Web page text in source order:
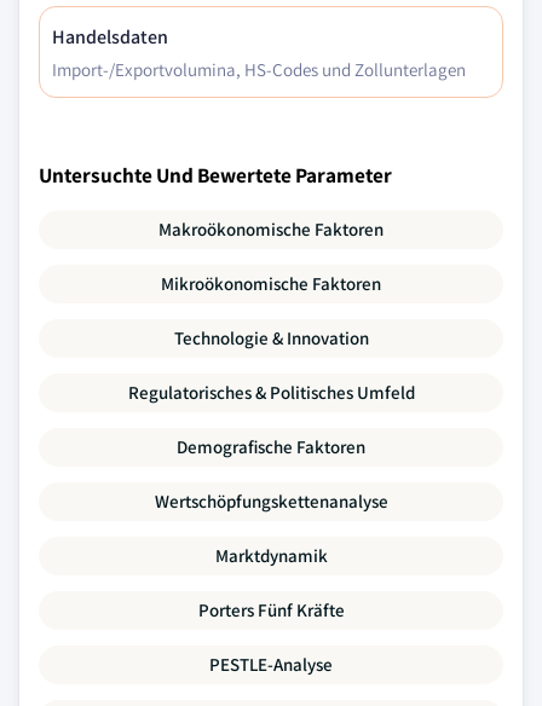
Handelsdaten
Import-/Exportvolumina, HS-Codes und Zollunterlagen
Untersuchte Und Bewertete Parameter
Makroökonomische Faktoren
Mikroökonomische Faktoren
Technologie & Innovation
Regulatorisches & Politisches Umfeld
Demografische Faktoren
Wertschöpfungskettenanalyse
Marktdynamik
Porters Fünf Kräfte
PESTLE-Analyse